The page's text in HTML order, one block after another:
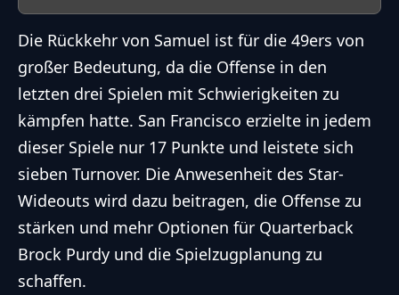
Die Rückkehr von Samuel ist für die 49ers von
großer Bedeutung, da die Offense in den
letzten drei Spielen mit Schwierigkeiten zu
kämpfen hatte. San Francisco erzielte in jedem
dieser Spiele nur 17 Punkte und leistete sich
sieben Turnover. Die Anwesenheit des Star-
Wideouts wird dazu beitragen, die Offense zu
stärken und mehr Optionen für Quarterback
Brock Purdy und die Spielzugplanung zu
schaffen.